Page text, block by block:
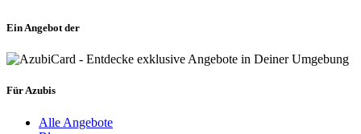
Ein Angebot der
Für Azubis
Alle Angebote